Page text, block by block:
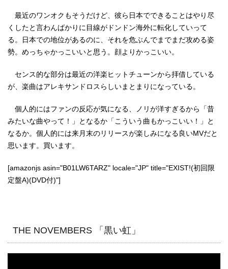
最近のワンオクもそうだけど、彼ら日本でできることはやり尽
くしたと言わんばかりに目線がドンドン海外に転化していって
る。日本での地位があるのに、それを危ぶんでまでまだ攻める姿
勢。めっちゃかっこいいと思う。顔よりかっこいい。
センス的な部分は最近の洋楽ヒットチューンから拝借している
が、楽曲はアレキサンドロスらしいまとまりになっている。
個人的にはファンの反応が気になる、ノリが洋すぎるから「昔
みたいな曲やって！」となるか「こういう曲もかっこいい！」と
なるか。個人的には来月末のリリースが楽しみになる良いMVだと
思います。買います。
[amazonjs asin="B01LW6TARZ" locale="JP" title="EXIST!(初回限
定盤A)(DVD付)"]
THE NOVEMBERS 「黒い虹」